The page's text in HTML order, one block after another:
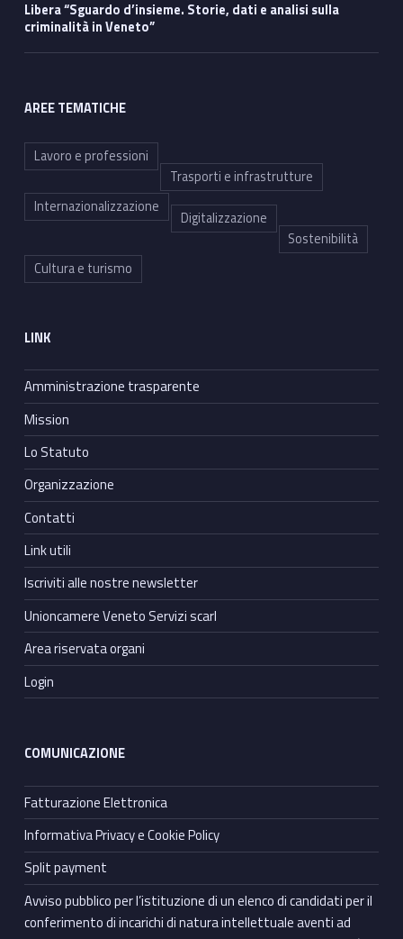
Libera “Sguardo d’insieme. Storie, dati e analisi sulla
criminalità in Veneto”
AREE TEMATICHE
Lavoro e professioni
Trasporti e infrastrutture
Internazionalizzazione
Digitalizzazione
Sostenibilità
Cultura e turismo
LINK
Amministrazione trasparente
Mission
Lo Statuto
Organizzazione
Contatti
Link utili
Iscriviti alle nostre newsletter
Unioncamere Veneto Servizi scarl
Area riservata organi
Login
COMUNICAZIONE
Fatturazione Elettronica
Informativa Privacy e Cookie Policy
Split payment
Avviso pubblico per l’istituzione di un elenco di candidati per il
conferimento di incarichi di natura intellettuale aventi ad